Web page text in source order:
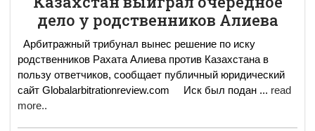
дело у родственников Алиева
Арбитражный трибунал вынес решение по иску
родственников Рахата Алиева против Казахстана в
пользу ответчиков, сообщает публичный юридический
сайт Globalarbitrationreview.com Иск был подан ... read
more..